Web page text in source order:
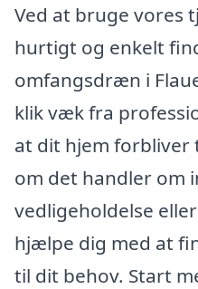
Ved at bruge vores
hurtigt og enkelt
omfangsdræn i
klik væk fra
at dit hjem forbliver
om det handler om
vedligeholdelse
hjælpe dig med at
til dit behov. Start